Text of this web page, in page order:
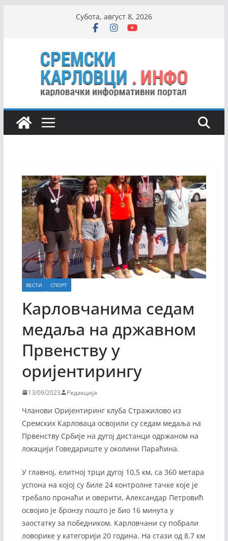
Субота, август 8, 2026
ВЕСТИ СПОРТ
Kaрловчанима седам
медаља на државном
Првенству у
оријентирингу
13/09/2023 Редакција
Чланови Оријентиринг клуба Стражилово из
Сремских Карловаца освојили су седам медаља на
Првенству Србије на дугој дистанци одржаном на
локацији Говедариште у околини Параћина.
У главној, елитној трци дугој 10,5 км, са 360 метара
успона на којој су биле 24 контролне тачке које је
требало пронаћи и оверити, Александар Петровић
освојио је бронзу пошто је био 16 минута у
заостатку за победником. Карловчани су побрали
ловорике у категорији 20 година. На стази од 8,7 км